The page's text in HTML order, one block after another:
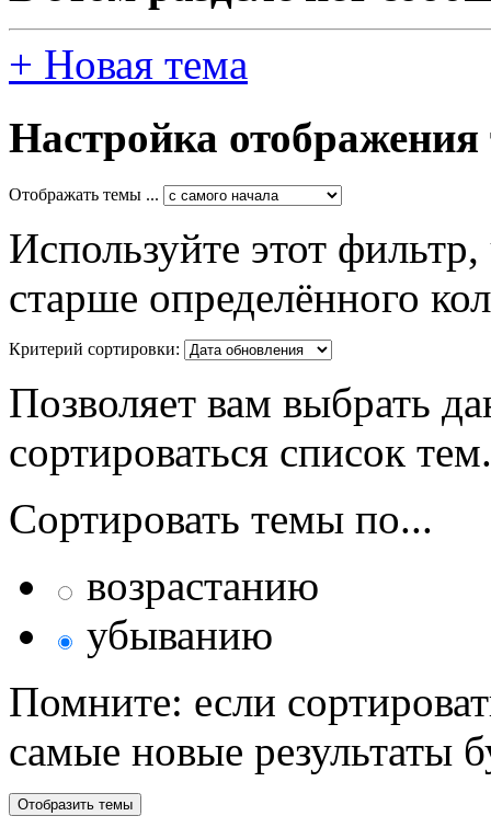
+ Новая тема
Настройка отображения
Отображать темы ...
Используйте этот
старше определённого
Критерий сортировки:
Позволяет вам выбрать
сортироваться список тем.
Сортировать темы по...
возрастанию
убыванию
Помните: если
самые новые результаты